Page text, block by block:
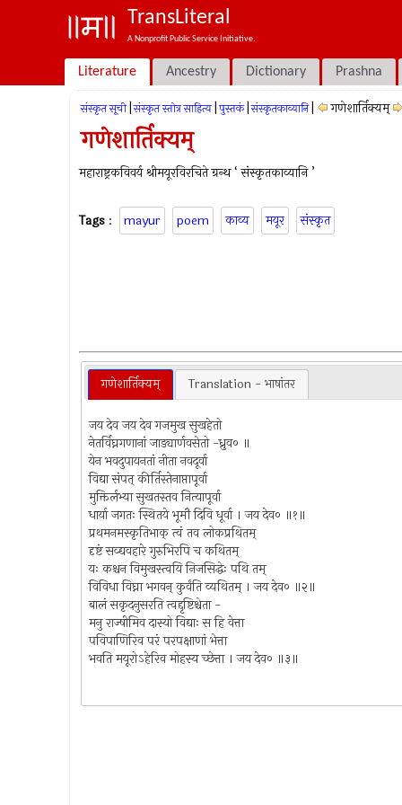
TransLiteral
A Nonprofit Public Service Initiative.
Literature Ancestry Dictionary Prashna
संस्कृत सूची संस्कृत स्तोत्र साहित्य पुस्तकं संस्कृतकाव्यानि गणेशार्तिक्यम्
गणेशार्तिक्यम्
महाराष्ट्रकविवर्य श्रीमयूरविरचिते ग्रन्थ ‘ संस्कृतकाव्यानि ’
Tags : mayur poem काव्य मयूर संस्कृत
गणेशार्तिक्यम् Translation - भाषांतर
जय देव जय देव गजमुख सुखहेतो
नेतर्विघ्नगणानां जाड्यार्णवसेतो -ध्रुव० ॥
येन भवदुपायनतां नीता नवदूर्वा
विद्या संपत् कीर्तिस्तेनाप्तापूर्वा
मुक्तिर्लभ्या सुखतस्तव नित्यापूर्वा
धार्या जगतः स्थितये भूमौ दिवि धूर्वा । जय देव० ॥१॥
प्रथमनमस्कृतिभाक् त्वं तव लोकप्रथितम्
दृष्टं सव्द्यवहारे गुरुभिरपि च कथितम्
यः कश्चन विमुखस्त्वयि निजसिद्धेः पथि तम्
विविधा विघ्ना भगवन् कुर्वंति व्यथितम् । जय देव० ॥२॥
बालं सकृदनुसरति त्वद्दृष्टिश्चेता -
मनु राज्षीमिव दास्यो विद्याः स हि वेत्ता
पविपाणिरिव परं परपक्षाणां भेत्ता
भवति मयूरोऽहेरिव मोहस्य च्छेत्ता । जय देव० ॥३॥